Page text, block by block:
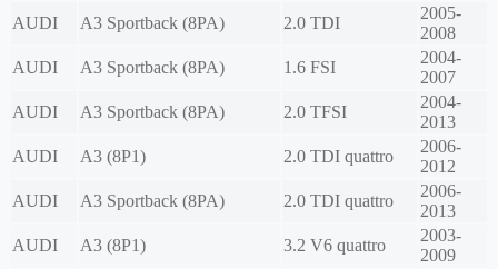
AUDI
A3 Sportback (8PA) 2.0 TDI
2005-
2008
AUDI
A3 Sportback (8PA) 1.6 FSI
2004-
2007
AUDI
A3 Sportback (8PA) 2.0 TFSI
2004-
2013
AUDI
A3 (8P1) 2.0 TDI quattro
2006-
2012
AUDI
A3 Sportback (8PA) 2.0 TDI quattro
2006-
2013
AUDI
A3 (8P1) 3.2 V6 quattro
2003-
2009